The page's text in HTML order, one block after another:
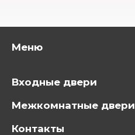
Меню
Входные двери
Межкомнатные двери
Контакты